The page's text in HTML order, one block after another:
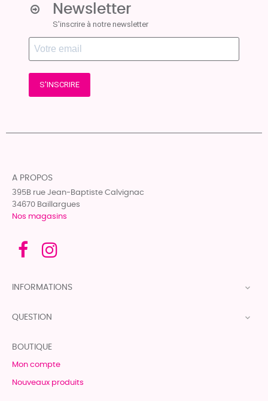
Newsletter
S'inscrire à notre newsletter
S'INSCRIRE
A PROPOS
395B rue Jean-Baptiste Calvignac
34670 Baillargues
Nos magasins
INFORMATIONS 
QUESTION 
BOUTIQUE
Mon compte
Nouveaux produits